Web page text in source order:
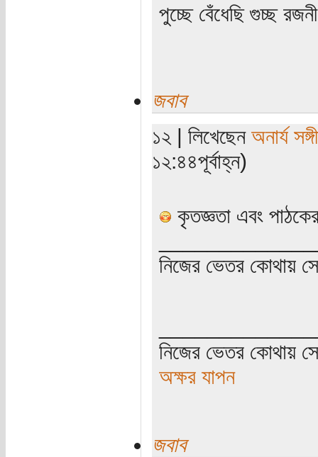
পুচ্ছে বেঁধেছি গুচ্ছ
জবাব
১২ | লিখেছেন অনার্য
১২:৪৪পূর্বাহ্ন)
কৃতজ্ঞতা এবং
নিজের ভেতর কোথায়
নিজের ভেতর কোথায়
অক্ষর যাপন
জবাব